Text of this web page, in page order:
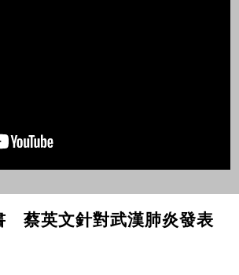
蔡英文針對武漢肺炎發表